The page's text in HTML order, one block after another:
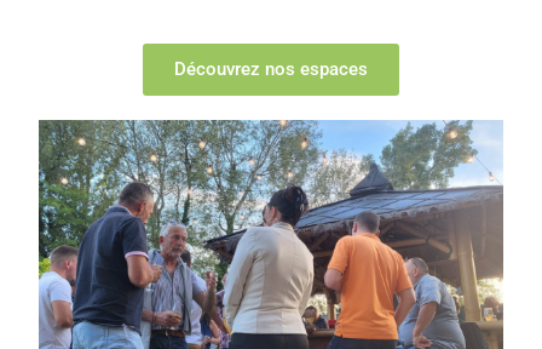
Découvrez nos espaces